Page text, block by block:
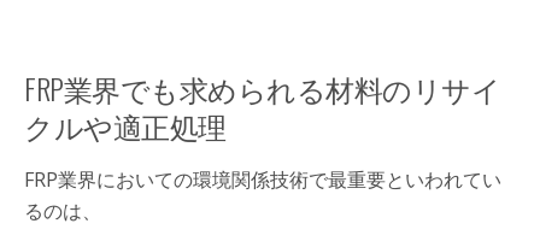
FRP業界でも求められる材料のリサイ
クルや適正処理
FRP業界においての環境関係技術で最重要といわれてい
るのは、